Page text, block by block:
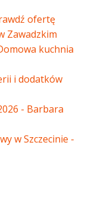
ofertę
Zawadzkim
kuchnia
i dodatków
- Barbara
w Szczecinie -